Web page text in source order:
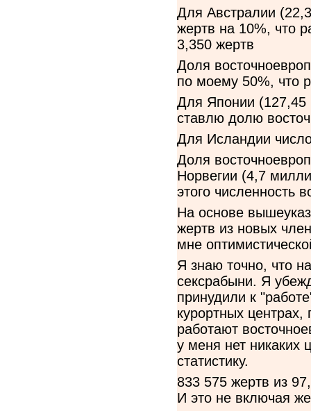
Для Австралии
жертв на 10%, что
3,350 жертв
Доля
по моему 50%, что
Для Японии
ставлю долю
Для Исландии
Доля
Норвегии (4,7
этого численность
На основе
жертв из новых
мне
Я знаю точно, что
сексрабыни. Я
принудили к
курортных центрах,
работают
у меня нет никаких
статистику.
833 575 жертв из
И это не включая